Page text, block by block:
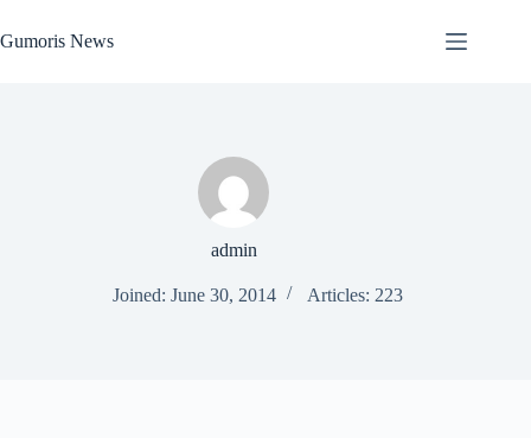
to
content
Gumoris News
admin
Joined: June 30, 2014 Articles: 223